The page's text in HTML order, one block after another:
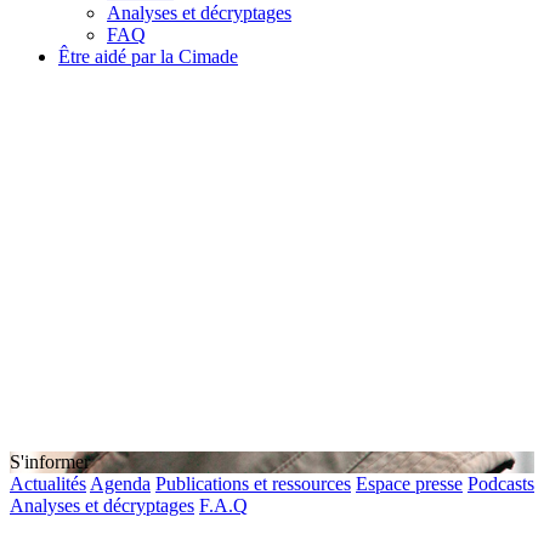
Analyses et décryptages
FAQ
Être aidé par la Cimade
S'informer
Actualités Agenda Publications et ressources Espace presse Podcasts
Analyses et décryptages F.A.Q